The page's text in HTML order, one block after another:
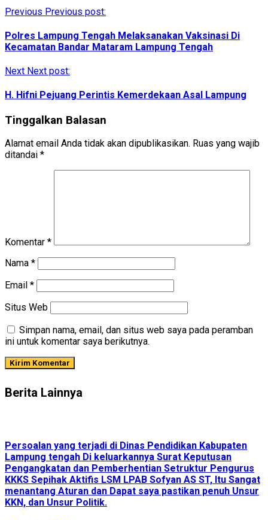
Previous Previous post:
Polres Lampung Tengah Melaksanakan Vaksinasi Di
Kecamatan Bandar Mataram Lampung Tengah
Next Next post:
H. Hifni Pejuang Perintis Kemerdekaan Asal Lampung
Tinggalkan Balasan
Alamat email Anda tidak akan dipublikasikan. Ruas yang wajib
ditandai *
Komentar *
Nama *
Email *
Situs Web
Simpan nama, email, dan situs web saya pada peramban
ini untuk komentar saya berikutnya.
Berita Lainnya
Persoalan yang terjadi di Dinas Pendidikan Kabupaten
Lampung tengah Di keluarkannya Surat Keputusan
Pengangkatan dan Pemberhentian Setruktur Pengurus
KKKS Sepihak Aktifis LSM LPAB Sofyan AS ST, Itu Sangat
menantang Aturan dan Dapat saya pastikan penuh Unsur
KKN, dan Unsur Politik.